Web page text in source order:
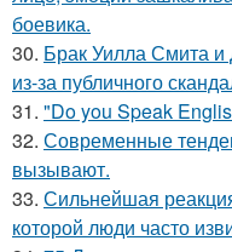
боевика.
30. Брак Уилла Смита и
из-за публичного
31. "Do you Speak
32. Современные
вызывают.
33. Сильнейшая
которой люди часто